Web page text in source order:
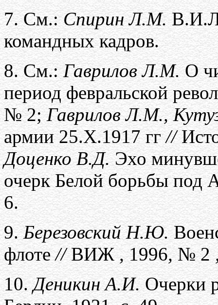
7.См.:Спирин Л.М.
командных кадров.
8.См.:Гаврилов Л.М.О
период февральской
№ 2;Гаврилов Л.М.,
армии 25.Х.1917 гг//
Доценко В.Д.Эхо
очерк Белой борьбы под
6.
9.Березовский Н.Ю.
флоте//ВИЖ,1996,№ 2
10.Деникин А.И.Очерки